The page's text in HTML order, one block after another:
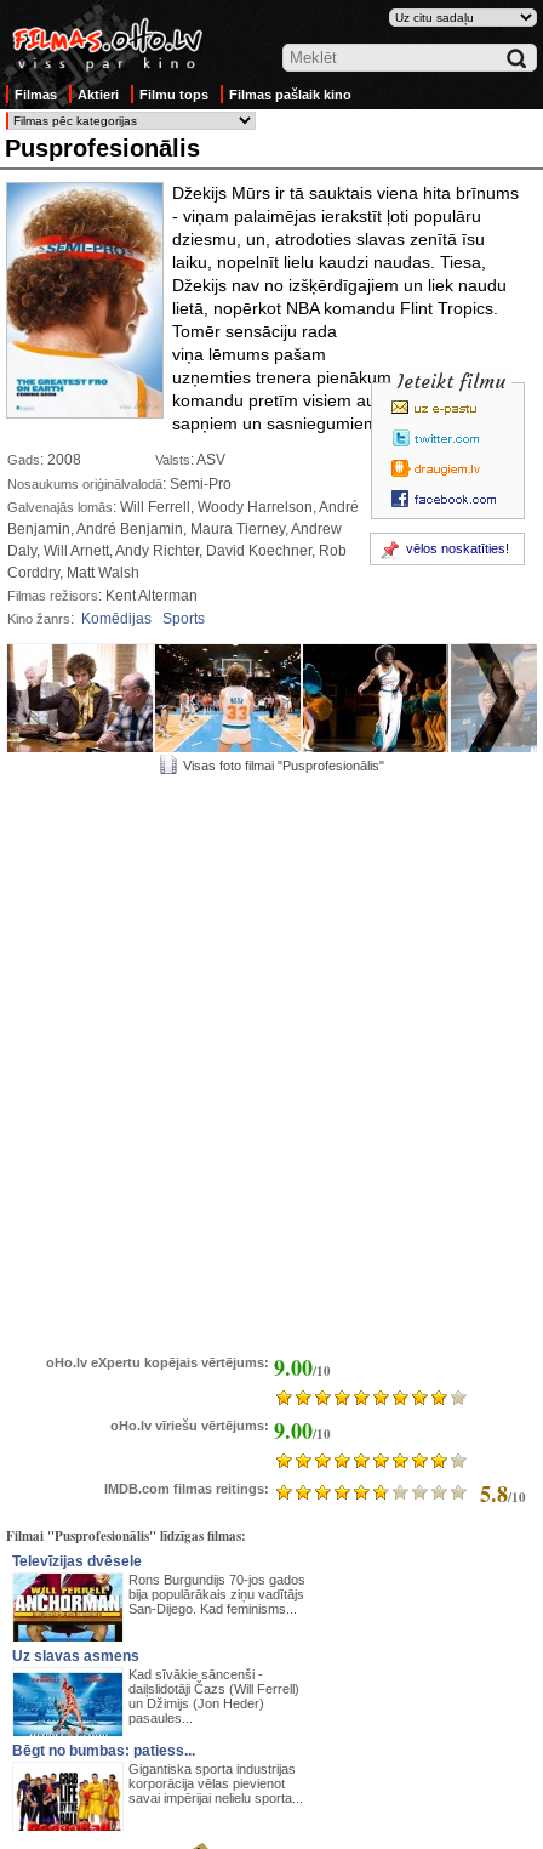
Filmas Aktieri Filmu tops Filmas pašlaik kino
Pusprofesionālis
Džekijs Mūrs ir tā sauktais viena hita brīnums
- viņam palaimējas ierakstīt ļoti populāru
dziesmu, un, atrodoties slavas zenītā īsu
laiku, nopelnīt lielu kaudzi naudas. Tiesa,
Džekijs nav no izšķērdīgajiem un liek naudu
lietā, nopērkot NBA komandu Flint Tropics.
Tomēr sensāciju rada
viņa lēmums pašam
uzņemties trenera pienākumus, lai aizvadītu
komandu pretīm visiem augstākajiem
sapņiem un sasniegumiem.
Ieteikt filmu
vēlos noskatīties!
Gads: 2008 Valsts: ASV
Nosaukums oriģinālvalodā: Semi-Pro
Galvenajās lomās: Will Ferrell, Woody Harrelson, André
Benjamin, André Benjamin, Maura Tierney, Andrew
Daly, Will Arnett, Andy Richter, David Koechner, Rob
Corddry, Matt Walsh
Filmas režisors: Kent Alterman
Kino žanrs: Komēdijas Sports
Visas foto filmai "Pusprofesionālis"
oHo.lv eXpertu kopējais vērtējums: 9.00/10
oHo.lv vīriešu vērtējums: 9.00/10
IMDB.com filmas reitings: 5.8/10
Filmai "Pusprofesionālis" līdzīgas filmas:
Televīzijas dvēsele
Rons Burgundijs 70-jos gados
bija populārākais ziņu vadītājs
San-Dijego. Kad feminisms...
Uz slavas asmens
Kad sīvākie sāncenši -
daiļslidotāji Čazs (Will Ferrell)
un Džimijs (Jon Heder)
pasaules...
Bēgt no bumbas: patiess...
Gigantiska sporta industrijas
korporācija vēlas pievienot
savai impērijai nelielu sporta...